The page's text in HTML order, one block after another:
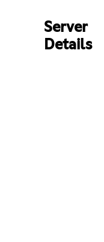
Server
Details